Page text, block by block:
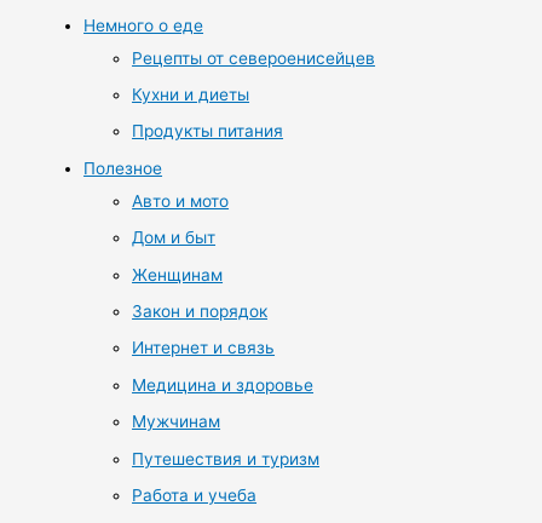
Немного о еде
Рецепты от североенисейцев
Кухни и диеты
Продукты питания
Полезное
Авто и мото
Дом и быт
Женщинам
Закон и порядок
Интернет и связь
Медицина и здоровье
Мужчинам
Путешествия и туризм
Работа и учеба